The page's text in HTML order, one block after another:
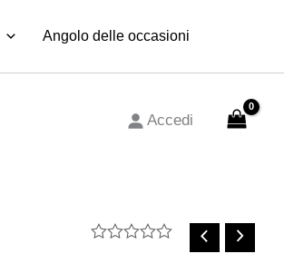
Angolo delle occasioni
Accedi